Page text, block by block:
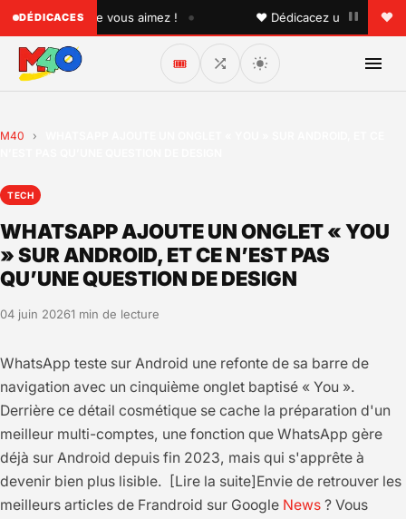
DÉDICACESque vous aimez ! • ♥ Dédicacez un titre à vos
🎟️
M40 ›
TECH
WHATSAPP AJOUTE UN ONGLET « YOU
» SUR ANDROID, ET CE N’EST PAS
QU’UNE QUESTION DE DESIGN
04 juin 20261 min de lecture
WhatsApp teste sur Android une refonte de sa barre de
navigation avec un cinquième onglet baptisé « You ».
Derrière ce détail cosmétique se cache la préparation d'un
meilleur multi-comptes, une fonction que WhatsApp gère
déjà sur Android depuis fin 2023, mais qui s'apprête à
devenir bien plus lisible. [Lire la suite]Envie de retrouver les
meilleurs articles de Frandroid sur Google News ? Vous